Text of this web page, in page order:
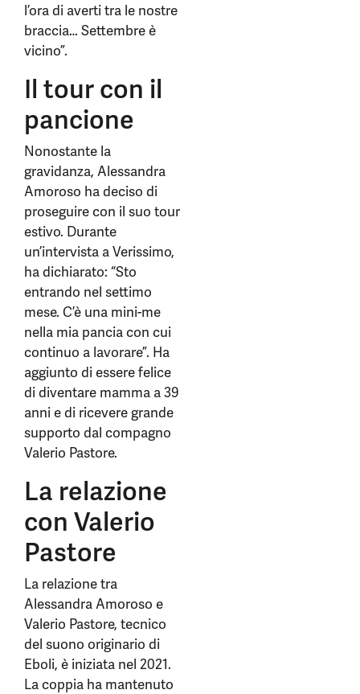
l’ora di averti tra le nostre
braccia… Settembre è
vicino”.
Il tour con il
pancione
Nonostante la
gravidanza, Alessandra
Amoroso ha deciso di
proseguire con il suo tour
estivo. Durante
un’intervista a Verissimo,
ha dichiarato: “Sto
entrando nel settimo
mese. C’è una mini-me
nella mia pancia con cui
continuo a lavorare”. Ha
aggiunto di essere felice
di diventare mamma a 39
anni e di ricevere grande
supporto dal compagno
Valerio Pastore.
La relazione
con Valerio
Pastore
La relazione tra
Alessandra Amoroso e
Valerio Pastore, tecnico
del suono originario di
Eboli, è iniziata nel 2021.
La coppia ha mantenuto